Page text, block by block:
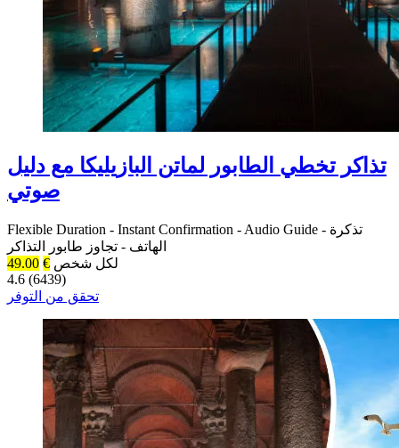
تذاكر تخطي الطابور لماتن البازيليكا مع دليل
صوتي
Flexible Duration - Instant Confirmation - Audio Guide - تذكرة
الهاتف - تجاوز طابور التذاكر
لكل شخص €
49.00
4.6 (6439)
تحقق من التوفر